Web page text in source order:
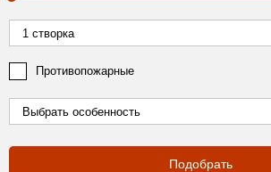
Противопожарные
Подобрать